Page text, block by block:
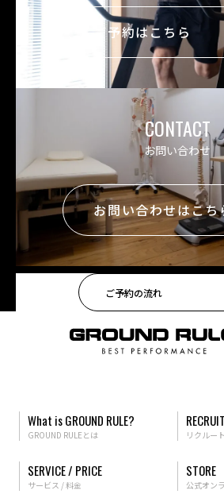
ご予約はこちら
CONTACT
お問い合わせ
お問い合わせはこち
ご予約の流れ
What is GROUND RULE?
GROUND RULEとは
SERVICE / PRICE
サービス / 料金
RECRUIT
リクルート
STORE
公式オン